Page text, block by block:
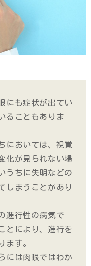
にも症状が出てい
ることもありま
においては、視覚
化が見られない場
うちに失明などの
しまうことがあり
進行性の病気で
とにより、進行を
ます。
には肉眼ではわか